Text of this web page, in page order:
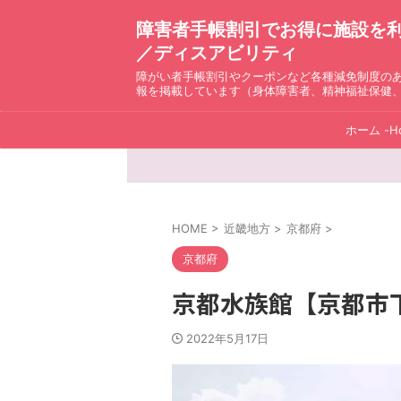
障害者手帳割引でお得に施設を
／ディスアビリティ
障がい者手帳割引やクーポンなど各種減免制度の
報を掲載しています（身体障害者、精神福祉保健
ホーム -
HOME > 近畿地方 > 京都府 >
京都府
京都水族館【京都市
2022年5月17日